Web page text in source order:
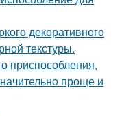
декоративного
текстуры.
приспособления,
проще и